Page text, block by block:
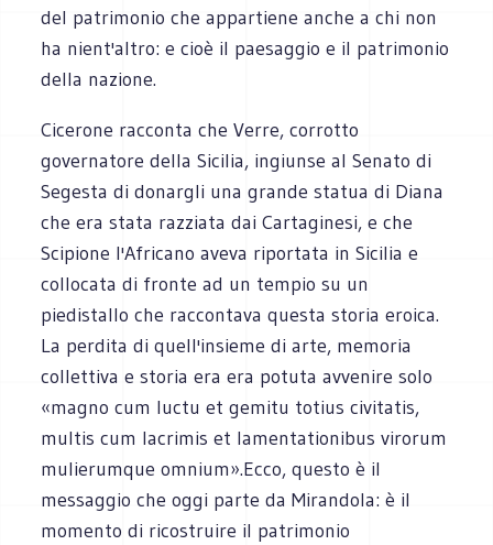
del patrimonio che appartiene anche a chi non
ha nient'altro: e cioè il paesaggio e il patrimonio
della nazione.
Cicerone racconta che Verre, corrotto
governatore della Sicilia, ingiunse al Senato di
Segesta di donargli una grande statua di Diana
che era stata razziata dai Cartaginesi, e che
Scipione l'Africano aveva riportata in Sicilia e
collocata di fronte ad un tempio su un
piedistallo che raccontava questa storia eroica.
La perdita di quell'insieme di arte, memoria
collettiva e storia era era potuta avvenire solo
«magno cum luctu et gemitu totius civitatis,
multis cum lacrimis et lamentationibus virorum
mulierumque omnium».Ecco, questo è il
messaggio che oggi parte da Mirandola: è il
momento di ricostruire il patrimonio